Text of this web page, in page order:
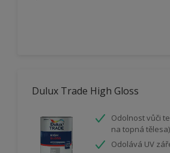
Dulux Trade High Gloss
Odolnost vůči
na topná tělesa)
Odolává UV